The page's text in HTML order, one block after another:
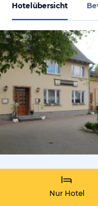
Hotelübersicht
Nur Hotel